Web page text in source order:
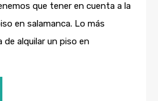
que tener en cuenta a la
en salamanca. Lo más
alquilar un piso en